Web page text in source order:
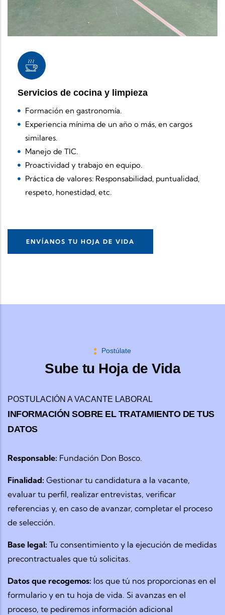
Servicios de cocina y limpieza
Formación en gastronomía.
Experiencia mínima de un año o más, en cargos
similares.
Manejo de TIC.
Proactividad y trabajo en equipo.
Práctica de valores: Responsabilidad, puntualidad,
respeto, honestidad, etc.
ENVÍANOS TU HOJA DE VIDA
Postúlate
Sube tu Hoja de Vida
POSTULACIÓN A VACANTE LABORAL
INFORMACIÓN SOBRE EL TRATAMIENTO DE TUS
DATOS
Responsable: Fundación Don Bosco.
Finalidad: Gestionar tu candidatura a la vacante,
evaluar tu perfil, realizar entrevistas, verificar
referencias y, en caso de avanzar, completar el proceso
de selección.
Base legal: Tu consentimiento y la ejecución de medidas
precontractuales que tú solicitas.
Datos que recogemos: los que tú nos proporcionas en el
formulario y en tu hoja de vida. Si avanzas en el
proceso, te pediremos información adicional